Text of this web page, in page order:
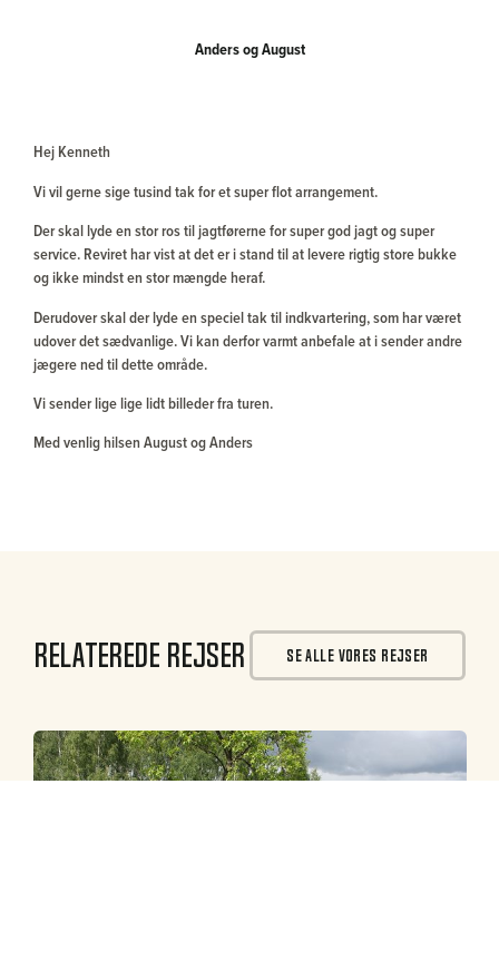
Anders og August
Hej Kenneth
Vi vil gerne sige tusind tak for et super flot arrangement.
Der skal lyde en stor ros til jagtførerne for super god jagt og super
service. Reviret har vist at det er i stand til at levere rigtig store bukke
og ikke mindst en stor mængde heraf.
Derudover skal der lyde en speciel tak til indkvartering, som har været
udover det sædvanlige. Vi kan derfor varmt anbefale at i sender andre
jægere ned til dette område.
Vi sender lige lige lidt billeder fra turen.
Med venlig hilsen August og Anders
Relaterede rejser SE ALLE VORES REJSER